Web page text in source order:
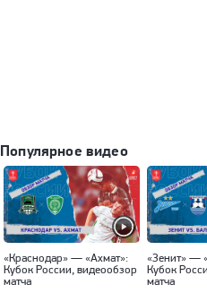
Популярное видео
«Краснодар» — «Ахмат»:
Кубок России, видеообзор
матча
«Зенит» —
Кубок
матча